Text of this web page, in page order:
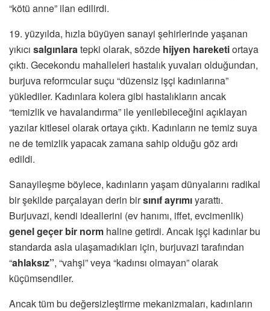
“kötü anne” ilan edilirdi.
19. yüzyılda, hızla büyüyen sanayi şehirlerinde yaşanan
yıkıcı salgınlaratepki olarak, sözde hijyen hareketiortaya
çıktı. Gecekondu mahalleleri hastalık yuvaları olduğundan,
burjuva reformcular suçu “düzensiz işçi kadınlarına”
yüklediler. Kadınlara kolera gibi hastalıkların ancak
“temizlik ve havalandırma” ile yenilebileceğini açıklayan
yazılar kitlesel olarak ortaya çıktı. Kadınların ne temiz suya
ne de temizlik yapacak zamana sahip olduğu göz ardı
edildi.
Sanayileşme böylece, kadınların yaşam dünyalarını radikal
bir şekilde parçalayan derin birsınıf ayrımıyarattı.
Burjuvazi, kendi ideallerini (ev hanımı, iffet, evcimenlik)
genel geçer bir norm haline getirdi. Ancak işçi kadınlar bu
standarda asla ulaşamadıkları için, burjuvazi tarafından
“ahlaksız”, “vahşi” veya “kadınsı olmayan” olarak
küçümsendiler.
Ancak tüm bu değersizleştirme mekanizmaları, kadınların